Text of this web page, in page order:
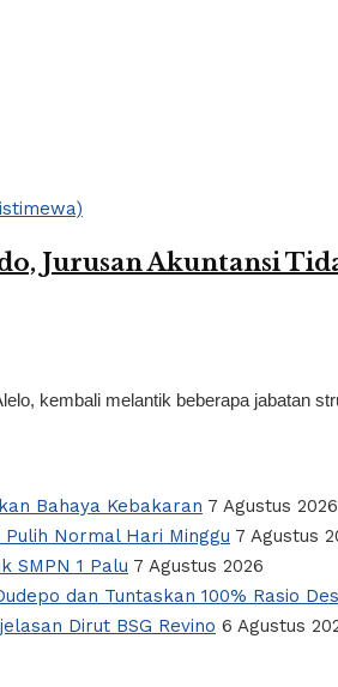
Jurusan Akuntansi
kembali melantik beberapa jabatan
Bahaya Kebakaran 7 Agustus 2026
Normal Hari Minggu 7 Agustus
SMPN 1 Palu 7 Agustus 2026
dan Tuntaskan 100% Rasio
Dirut BSG Revino 6 Agustus